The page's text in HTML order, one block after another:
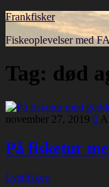
Frankfisker
Fiskeoplevelser med
Tag: død
november 27, 2019 0
På fisketur
Lystfiskeri